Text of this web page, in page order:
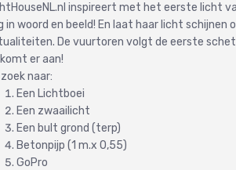
inspireert met het eerste licht
in woord en beeld! En laat haar licht schijnen
De vuurtoren volgt de eerste
er aan!
naar:
Een Lichtboei
Een zwaailicht
Een bult grond (terp)
Betonpijp (1 m.x 0,55)
GoPro